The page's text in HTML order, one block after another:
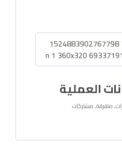
العملية
,متفرقة,مشاركات